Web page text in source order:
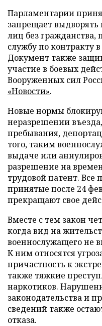
Парламентарии
запрещает
лиц без
службу по контракту
Документ также
участие в боевых
Вооруженных сил
«Новости».
Новые нормы
неразрешении
пребывания,
того, таким
выдаче или
разрешение на
трудовой патент.
принятые после 24
прекращают свое
Вместе с тем закон
когда вид на
военнослужащего не
К ним относятся
причастность к
также тяжкие
наркотиков.
законодательства и
сведений также
отказа.